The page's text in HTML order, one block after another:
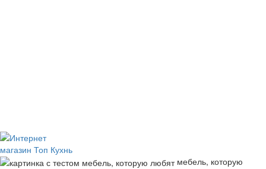
мебель, которую